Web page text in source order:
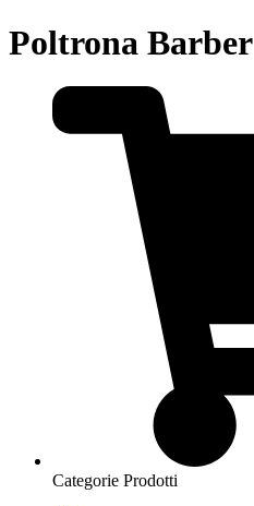
Poltrona Barber
Categorie Prodotti